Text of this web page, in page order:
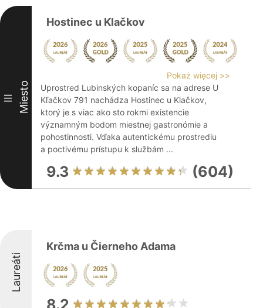
III Miesto
Hostinec u Klačkov
Pokaż więcej >>
Uprostred Lubinských kopaníc sa na adrese U
Kľačkov 791 nachádza Hostinec u Klačkov,
ktorý je s viac ako sto rokmi existencie
významným bodom miestnej gastronómie a
pohostinnosti. Vďaka autentickému prostrediu
a poctivému prístupu k službám ...
9.3 (604)
Laureáti
Krčma u Čierneho Adama
8.2